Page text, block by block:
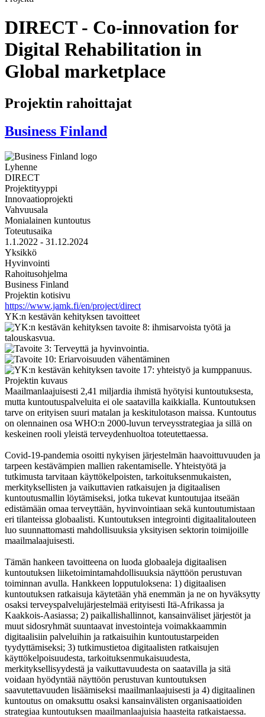
DIRECT - Co-innovation for
Digital Rehabilitation in
Global marketplace
Projektin rahoittajat
Business Finland
Lyhenne
DIRECT
Projektityyppi
Innovaatioprojekti
Vahvuusala
Monialainen kuntoutus
Toteutusaika
1.1.2022 - 31.12.2024
Yksikkö
Hyvinvointi
Rahoitusohjelma
Business Finland
Projektin kotisivu
https://www.jamk.fi/en/project/direct
YK:n kestävän kehityksen tavoitteet
Projektin kuvaus
Maailmanlaajuisesti 2,41 miljardia ihmistä hyötyisi kuntoutuksesta,
mutta kuntoutuspalveluita ei ole saatavilla kaikkialla. Kuntoutuksen
tarve on erityisen suuri matalan ja keskitulotason maissa. Kuntoutus
on olennainen osa WHO:n 2000-luvun terveysstrategiaa ja sillä on
keskeinen rooli yleistä terveydenhuoltoa toteutettaessa.
Covid-19-pandemia osoitti nykyisen järjestelmän haavoittuvuuden ja
tarpeen kestävämpien mallien rakentamiselle. Yhteistyötä ja
tutkimusta tarvitaan käyttökelpoisten, tarkoituksenmukaisten,
merkityksellisten ja vaikuttavien ratkaisujen ja digitaalisen
kuntoutusmallin löytämiseksi, jotka tukevat kuntoutujaa itseään
edistämään omaa terveyttään, hyvinvointiaan sekä kuntoutumistaan
eri tilanteissa globaalisti. Kuntoutuksen integrointi digitaalitalouteen
luo suunnattomasti mahdollisuuksia yksityisen sektorin toimijoille
maailmalaajuisesti.
Tämän hankeen tavoitteena on luoda globaaleja digitaalisen
kuntoutuksen liiketoimintamahdollisuuksia näyttöön perustuvan
toiminnan avulla. Hankkeen lopputuloksena: 1) digitaalisen
kuntoutuksen ratkaisuja käytetään yhä enemmän ja ne on hyväksytty
osaksi terveyspalvelujärjestelmää erityisesti Itä-Afrikassa ja
Kaakkois-Aasiassa; 2) paikallishallinnot, kansainväliset järjestöt ja
muut sidosryhmät suuntaavat investointeja voimakkaammin
digitaalisiin palveluihin ja ratkaisuihin kuntoutustarpeiden
tyydyttämiseksi; 3) tutkimustietoa digitaalisten ratkaisujen
käyttökelpoisuudesta, tarkoituksenmukaisuudesta,
merkityksellisyydestä ja vaikuttavuudesta on saatavilla ja sitä
voidaan hyödyntää näyttöön perustuvan kuntoutuksen
saavutettavuuden lisäämiseksi maailmanlaajuisesti ja 4) digitaalinen
kuntoutus on omaksuttu osaksi kansainvälisten organisaatioiden
strategiaa kuntoutuksen maailmanlaajuisia haasteita ratkaistaessa.